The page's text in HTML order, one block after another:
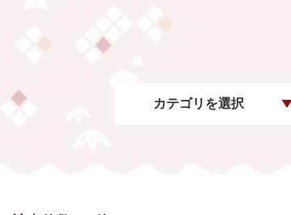
カテゴリを選択